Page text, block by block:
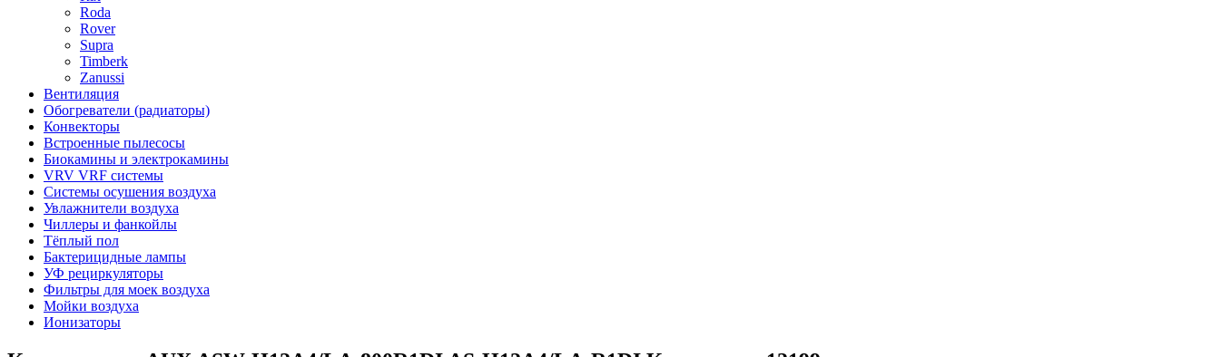
Roda
Rover
Supra
Timberk
Zanussi
Вентиляция
Обогреватели (радиаторы)
Конвекторы
Встроенные пылесосы
Биокамины и электрокамины
VRV VRF системы
Системы осушения воздуха
Увлажнители воздуха
Чиллеры и фанкойлы
Тёплый пол
Бактерицидные лампы
УФ рециркуляторы
Фильтры для моек воздуха
Мойки воздуха
Ионизаторы